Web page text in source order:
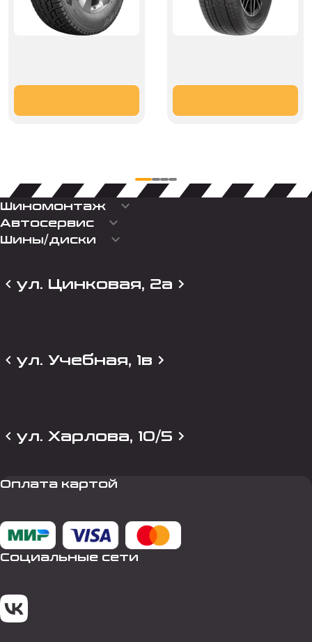
Шиномонтаж keyboard_arrow_down
Автосервис keyboard_arrow_down
Шины/диски keyboard_arrow_down
ул. Цинковая, 2а
ул. Учебная, 1в
ул. Харлова, 10/5
Оплата картой
Социальные сети